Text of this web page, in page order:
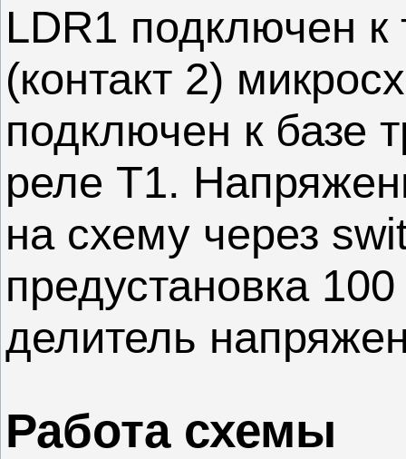
LDR1 подключен к
(контакт 2)
подключен к базе
реле T1.
на схему через
предустановка
делитель
Работа схемы